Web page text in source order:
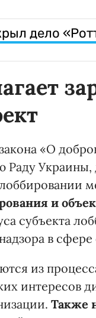
дело
«О
Раду
и
субъекта
в
из
интересов
Также